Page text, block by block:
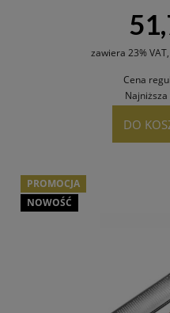
zawiera 23%
Cena
DO
PROMOCJA
NOWOŚĆ